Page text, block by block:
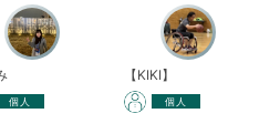
個人
【KIKI】
個人